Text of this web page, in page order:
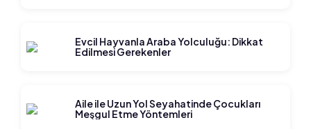
Evcil Hayvanla Araba Yolculuğu: Dikkat
Edilmesi Gerekenler
Aile ile Uzun Yol Seyahatinde Çocukları
Meşgul Etme Yöntemleri